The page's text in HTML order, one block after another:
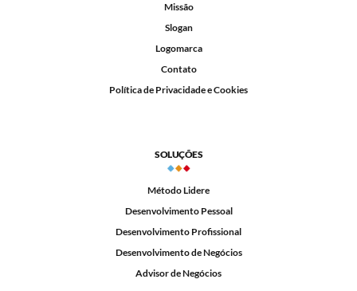
Missão
Slogan
Logomarca
Contato
Política de Privacidade e Cookies
SOLUÇÕES
Método Lidere
Desenvolvimento Pessoal
Desenvolvimento Profissional
Desenvolvimento de Negócios
Advisor de Negócios